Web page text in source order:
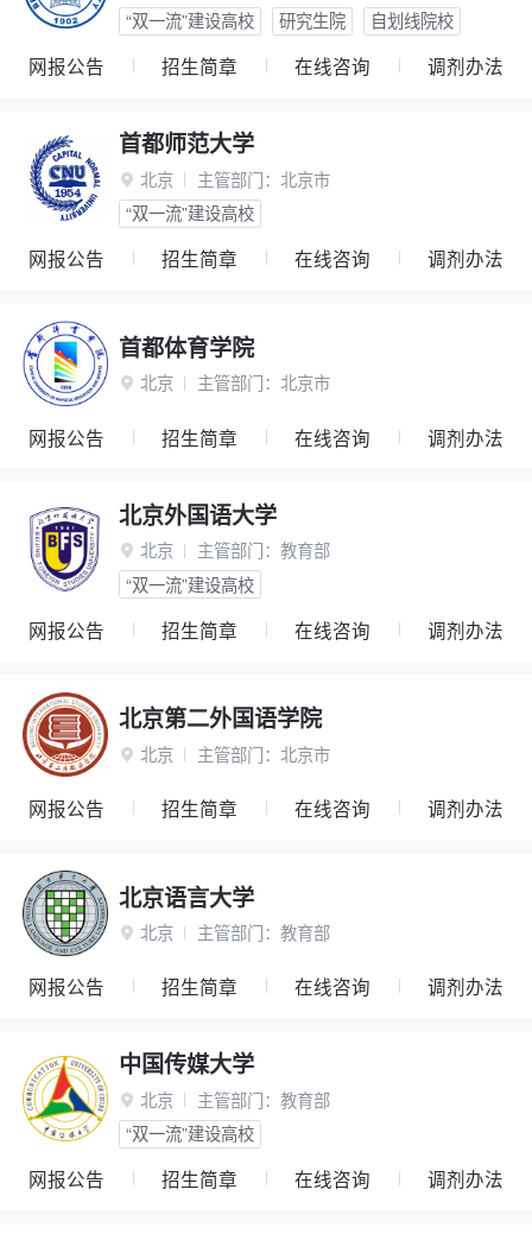
“双一流”建设高校
研究生院 自划线院校
网报公告 招生简章 在线咨询 调剂办法
首都师范大学
 北京 主管部门： 北京市
“双一流”建设高校
网报公告 招生简章 在线咨询 调剂办法
首都体育学院
 北京 主管部门： 北京市
网报公告 招生简章 在线咨询 调剂办法
北京外国语大学
 北京 主管部门： 教育部
“双一流”建设高校
网报公告 招生简章 在线咨询 调剂办法
北京第二外国语学院
 北京 主管部门： 北京市
网报公告 招生简章 在线咨询 调剂办法
北京语言大学
 北京 主管部门： 教育部
网报公告 招生简章 在线咨询 调剂办法
中国传媒大学
 北京 主管部门： 教育部
“双一流”建设高校
网报公告 招生简章 在线咨询 调剂办法